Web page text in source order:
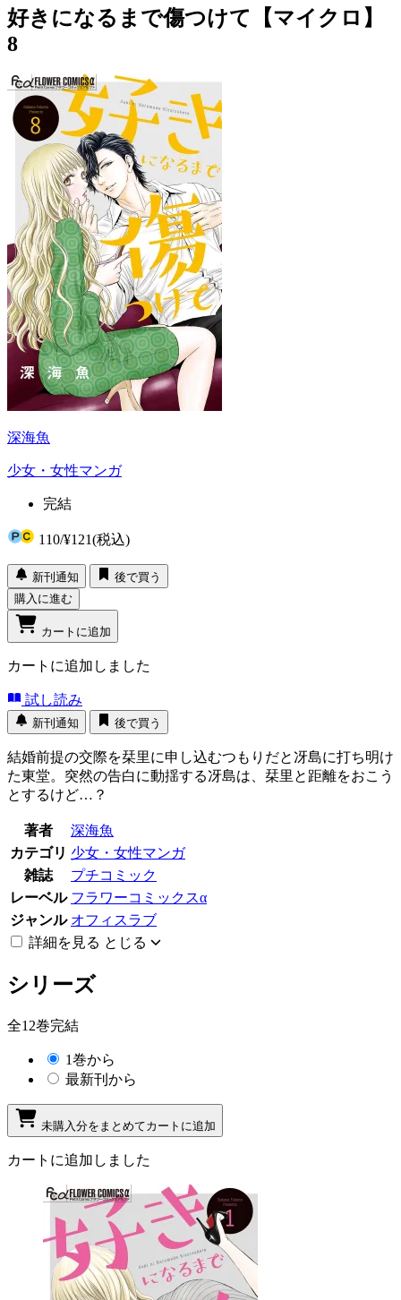
好きになるまで傷つけて【マイクロ】
8
深海魚
少女・女性マンガ
完結
110/¥121(税込)
新刊通知
後で買う
購入に進む
カートに追加
カートに追加しました
試し読み
新刊通知 後で買う
結婚前提の交際を栞里に申し込むつもりだと冴島に打ち明け
た東堂。突然の告白に動揺する冴島は、栞里と距離をおこう
とするけど…？
著者
深海魚
カテゴリ 少女・女性マンガ
雑誌
プチコミック
レーベル フラワーコミックスα
ジャンル オフィスラブ
詳細を見る とじる
シリーズ
全12巻完結
1巻から
最新刊から
未購入分をまとめてカートに追加
カートに追加しました